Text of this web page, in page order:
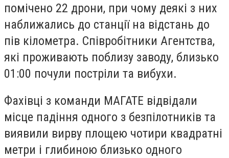
помічено 22 дрони, при чому деякі з них
наближались до станції на відстань до
пів кілометра. Співробітники Агентства,
які проживають поблизу заводу, близько
01:00 почули постріли та вибухи.
Фахівці з команди МАГАТЕ відвідали
місце падіння одного з безпілотників та
виявили вирву площею чотири квадратні
метри і глибиною близько одного